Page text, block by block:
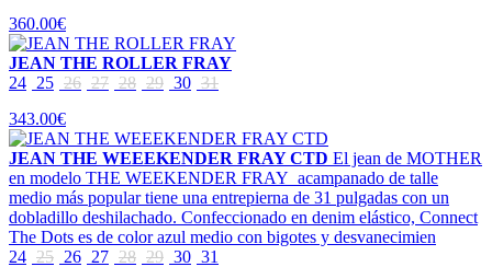
360.00€
JEAN THE ROLLER FRAY
24 25 26 27 28 29 30 31
343.00€
JEAN THE WEEEKENDER FRAY CTD El jean de MOTHER
en modelo THE WEEKENDER FRAY acampanado de talle
medio más popular tiene una entrepierna de 31 pulgadas con un
dobladillo deshilachado. Confeccionado en denim elástico, Connect
The Dots es de color azul medio con bigotes y desvanecimien
24 25 26 27 28 29 30 31